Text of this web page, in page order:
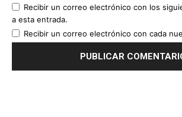
Recibir un correo electrónico con los
a esta entrada.
Recibir un correo electrónico con cada